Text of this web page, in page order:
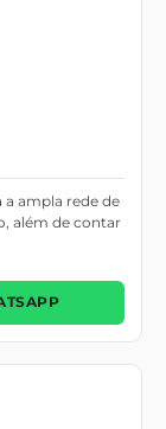
a ampla rede de
além de contar